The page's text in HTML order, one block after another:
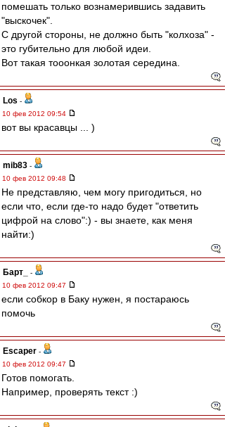
помешать только вознамерившись задавить
"выскочек".
С другой стороны, не должно быть "колхоза" -
это губительно для любой идеи.
Вот такая тооонкая золотая середина.
Los -
10 фев 2012 09:54
вот вы красавцы ... )
mib83 -
10 фев 2012 09:48
Не представляю, чем могу пригодиться, но
если что, если где-то надо будет "ответить
цифрой на слово":) - вы знаете, как меня
найти:)
Барт_
-
10 фев 2012 09:47
если собкор в Баку нужен, я постараюсь
помочь
Escaper -
10 фев 2012 09:47
Готов помогать.
Например, проверять текст :)